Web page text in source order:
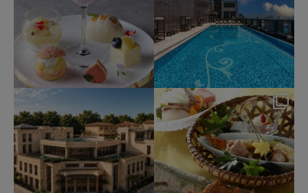
Jul 31
334 3
okura_hotels
Jul 25
415 3